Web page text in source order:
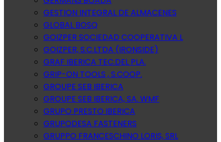
GESTION INTEGRAL DE ALMACENES
GLOBAL BOSQ
GOIZPER SOCIEDAD COOPERATIVA L
GOIZPER, S.C.LTDA (IRONSIDE)
GRAF IBERICA TEC.DEL PLA.
GRIP-ON TOOLS , S.COOP.
GROUPE SEB IBERICA
GROUPE SEB IBERICA, SA. WMF
GRUPO PRESTO IBERICA
GRUPODESA FASTENERS
GRUPPO FRANCESCHINO LORIS, SRL